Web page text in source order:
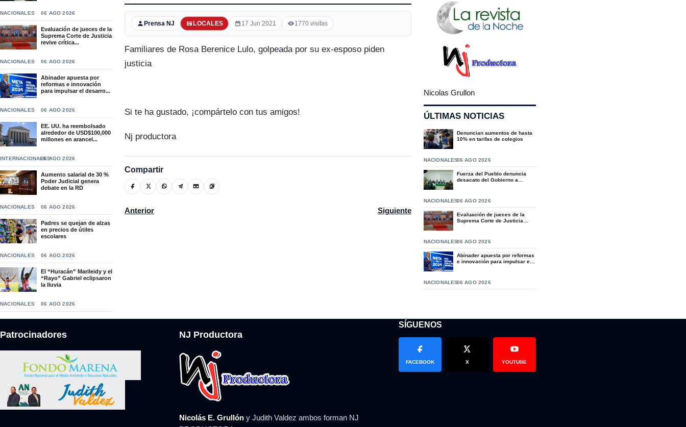
NACIONALES 06 AGO 2026
Evaluación de jueces de la
Suprema Corte de Justicia
revive crítica...
NACIONALES 06 AGO 2026
Abinader apuesta por
reformas e innovación
para impulsar el desarro...
NACIONALES 06 AGO 2026
EE. UU. ha reembolsado
alrededor de USD$100,000
millones en arancel...
INTERNACIONALES06 AGO 2026
Aumento salarial de 30 %
Poder Judicial genera
debate en la RD
NACIONALES 06 AGO 2026
Padres se quejan de alzas
en precios de útiles
escolares
NACIONALES 06 AGO 2026
El “Huracán” Marileidy y el
“Rayo” Gabriel eclipsaron
la lluvia
NACIONALES 06 AGO 2026
Prensa NJ LOCALES 17 Jun 2021 1770 visitas
Familiares de Rosa Berenice Lulo, golpeada por su ex-esposo piden
justicia
Si te ha gustado, ¡compártelo con tus amigos!
Nj productora
Compartir
Artículo anterior: El Club Rotary 2 de mayo juramenta al Dr. Gabriel Rivas
Anterior Artículo siguiente: Norton Antonio Solano (Nuco), pide justicia para su hijo Norton
Siguiente
Nicolas Grullon
ÚLTIMAS NOTICIAS
Denuncian aumentos de hasta
10% en tarifas de colegios
NACIONALES06 AGO 2026
Fuerza del Pueblo denuncia
desacato del Gobierno a
NACIONALES06 AGO 2026
Evaluación de jueces de la
Suprema Corte de Justicia
NACIONALES06 AGO 2026
Abinader apuesta por reformas
e innovación para impulsar el
NACIONALES06 AGO 2026
Patrocinadores NJ Productora
Nicolás E. Grullóny Judith Valdez ambos forman NJ
SÍGUENOS
FACEBOOK X YOUTUBE